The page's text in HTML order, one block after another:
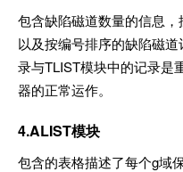
包含缺陷磁道数量的信息，
以及按编号排序的缺陷磁
录与TLIST模块中的记录是
器的正常运作。
4.ALIST模块
包含的表格描述了每个g域